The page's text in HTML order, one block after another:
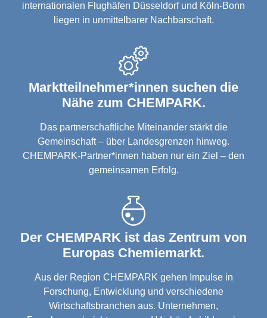
internationalen Flughäfen Düsseldorf und Köln-Bonn
liegen in unmittelbarer Nachbarschaft.
Marktteilnehmer*innen suchen die
Nähe zum CHEMPARK.
Das partnerschaftliche Miteinander stärkt die
Gemeinschaft – über Landesgrenzen hinweg.
CHEMPARK-Partner*innen haben nur ein Ziel – den
gemeinsamen Erfolg.
Der CHEMPARK ist das Zentrum von
Europas Chemiemarkt.
Aus der Region CHEMPARK gehen Impulse in
Forschung, Entwicklung und verschiedene
Wirtschaftsbranchen aus. Unternehmen,